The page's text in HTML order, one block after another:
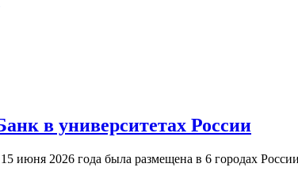
в университетах России
июня 2026 года была размещена в 6 городах